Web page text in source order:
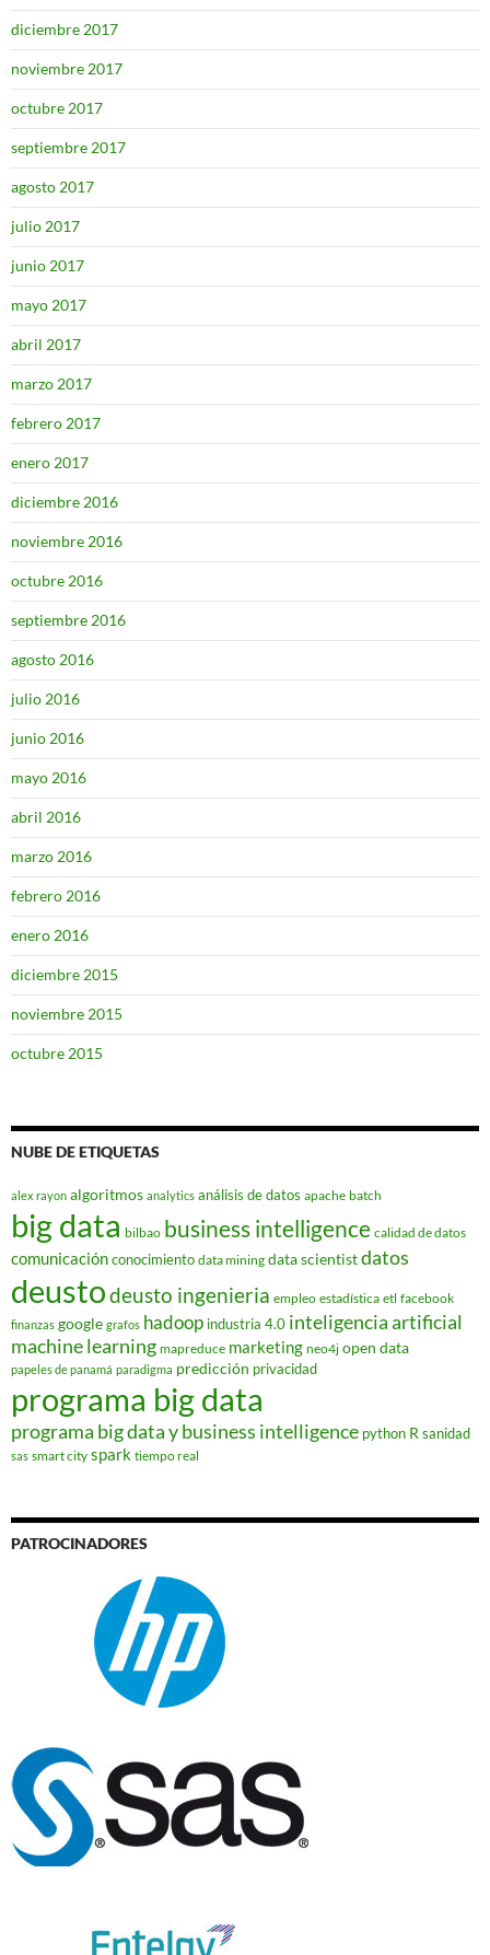
diciembre 2017
noviembre 2017
octubre 2017
septiembre 2017
agosto 2017
julio 2017
junio 2017
mayo 2017
abril 2017
marzo 2017
febrero 2017
enero 2017
diciembre 2016
noviembre 2016
octubre 2016
septiembre 2016
agosto 2016
julio 2016
junio 2016
mayo 2016
abril 2016
marzo 2016
febrero 2016
enero 2016
diciembre 2015
noviembre 2015
octubre 2015
NUBE DE ETIQUETAS
alex rayon algoritmos analytics análisis de datos apache batch
big data bilbao business intelligence calidad de datos
comunicaciónconocimiento data mining data scientistdatos
deustodeusto ingenieria empleo estadística etl facebook
finanzas google grafos hadoop industria 4.0 inteligencia artificial
machine learning mapreduce marketing neo4j open data
papeles de panamá paradigma predicción privacidad
programa big data
programa big data y business intelligence python R sanidad
sas smart city spark tiempo real
PATROCINADORES